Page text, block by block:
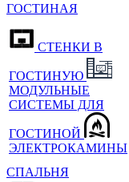
ГОСТИНАЯ
СТЕНКИ В
ГОСТИНУЮ
МОДУЛЬНЫЕ
СИСТЕМЫ ДЛЯ
ГОСТИНОЙ
ЭЛЕКТРОКАМИНЫ
СПАЛЬНЯ